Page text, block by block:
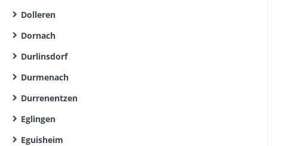
Dolleren
Dornach
Durlinsdorf
Durmenach
Durrenentzen
Eglingen
Eguisheim